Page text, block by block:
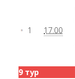
1 17:00
9 тур